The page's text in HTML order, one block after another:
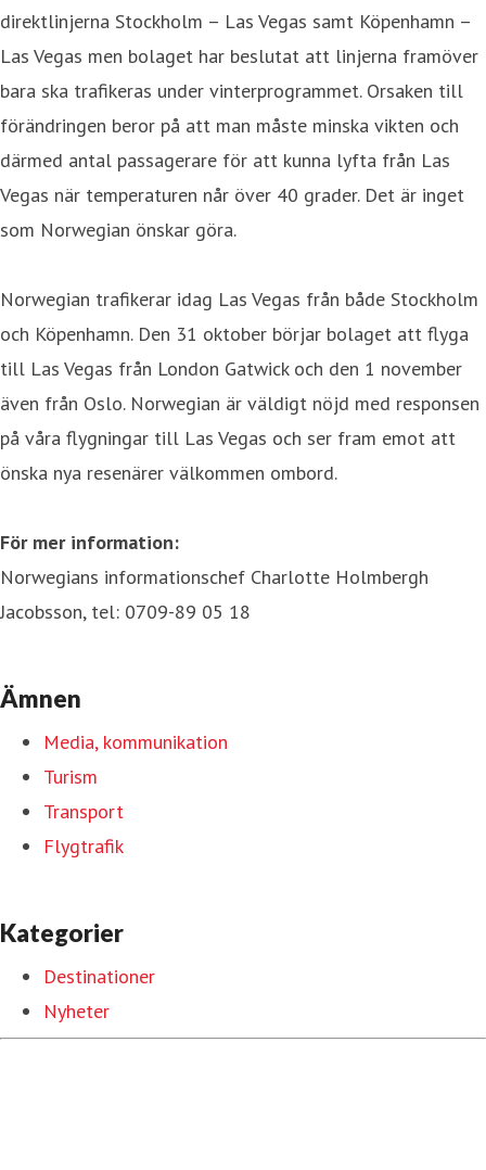
direktlinjerna Stockholm – Las Vegas samt Köpenhamn –
Las Vegas men bolaget har beslutat att linjerna framöver
bara ska trafikeras under vinterprogrammet. Orsaken till
förändringen beror på att man måste minska vikten och
därmed antal passagerare för att kunna lyfta från Las
Vegas när temperaturen når över 40 grader. Det är inget
som Norwegian önskar göra.
Norwegian trafikerar idag Las Vegas från både Stockholm
och Köpenhamn. Den 31 oktober börjar bolaget att flyga
till Las Vegas från London Gatwick och den 1 november
även från Oslo. Norwegian är väldigt nöjd med responsen
på våra flygningar till Las Vegas och ser fram emot att
önska nya resenärer välkommen ombord.
För mer information:
Norwegians informationschef Charlotte Holmbergh
Jacobsson, tel: 0709-89 05 18
Ämnen
Media, kommunikation
Turism
Transport
Flygtrafik
Kategorier
Destinationer
Nyheter